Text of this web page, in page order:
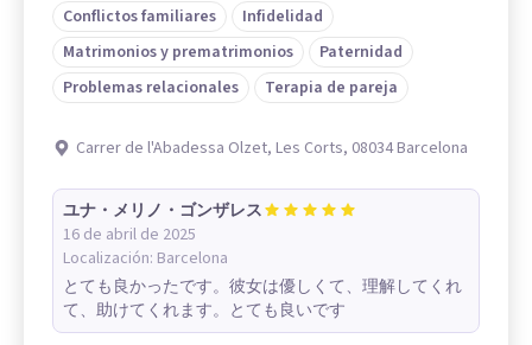
Conflictos familiares
Infidelidad
Matrimonios y prematrimonios
Paternidad
Problemas relacionales
Terapia de pareja
Carrer de l'Abadessa Olzet, Les Corts, 08034 Barcelona
ユナ・メリノ・ゴンザレス
16 de abril de 2025
Localización: Barcelona
とても良かったです。彼女は優しくて、理解してくれ
て、助けてくれます。とても良いです